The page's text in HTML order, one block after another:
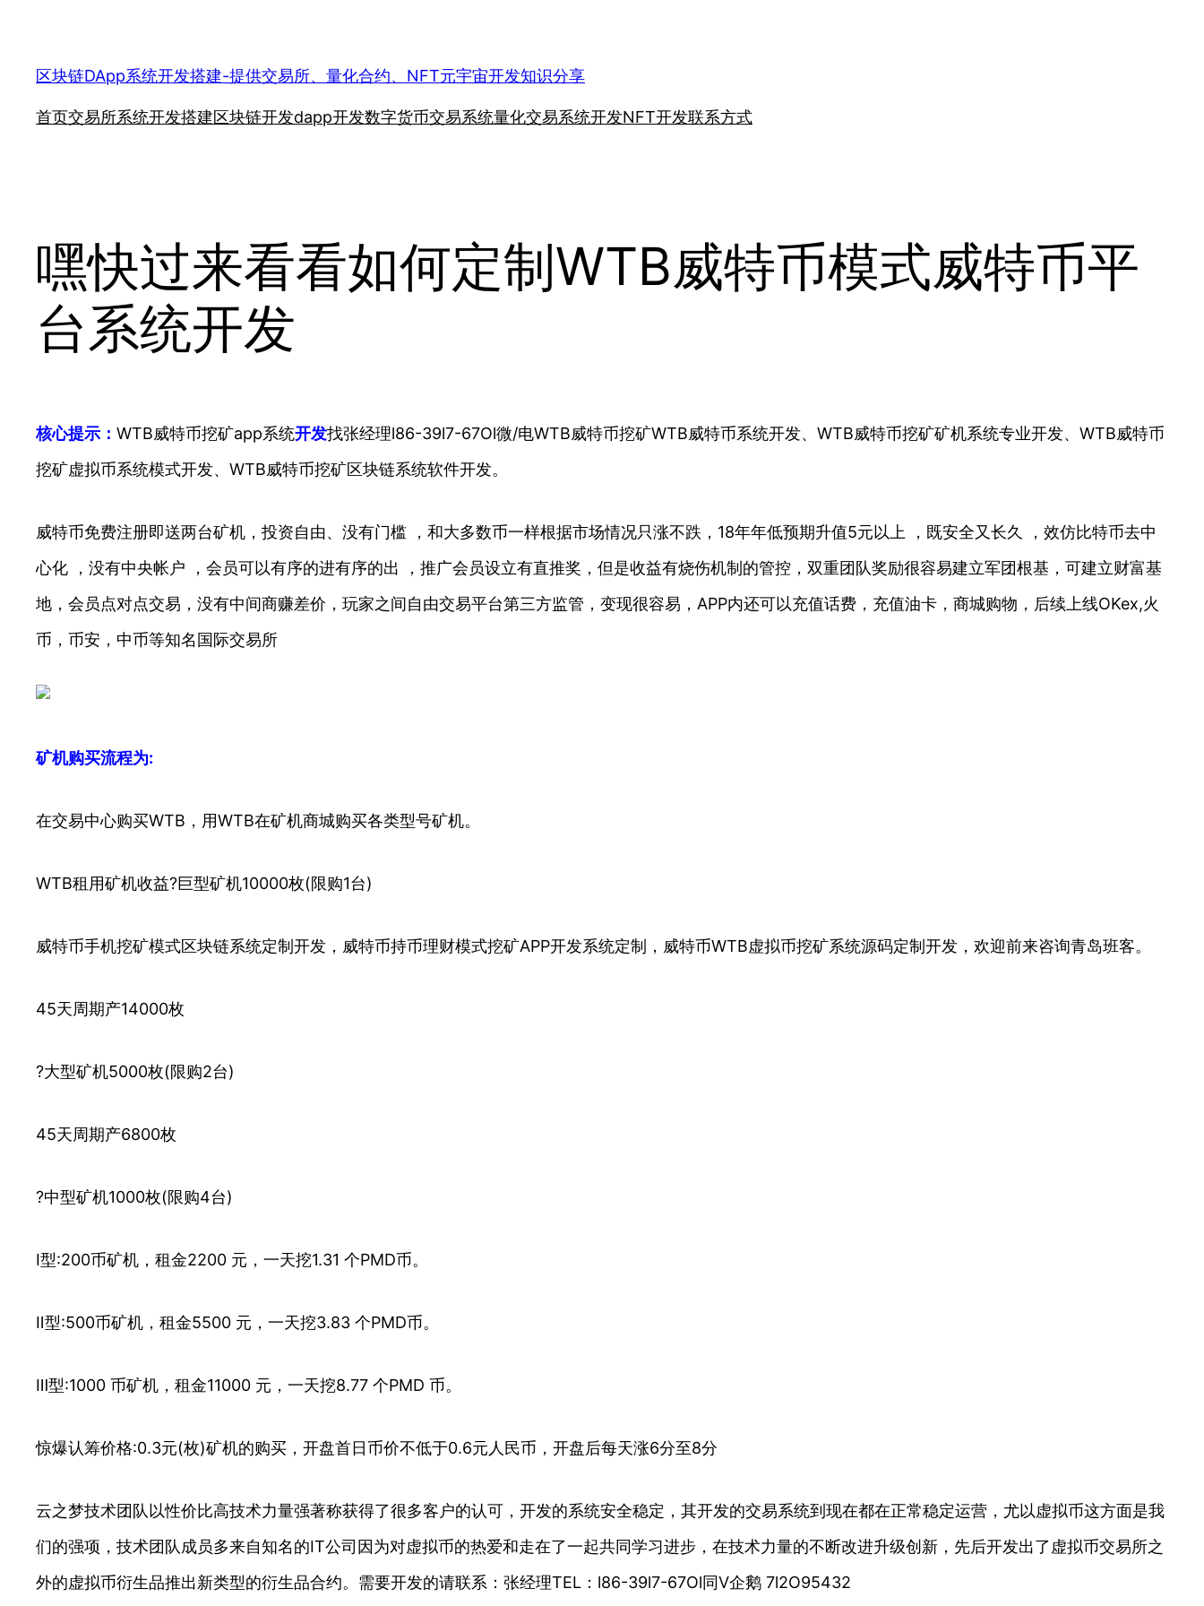
区块链DApp系统开发搭建-提供交易所、量化合约、NFT元宇宙开发知识分享
首页交易所系统开发搭建区块链开发dapp开发数字货币交易系统量化交易系统开发NFT开发联系方式
嘿快过来看看如何定制WTB威特币模式威特币平
台系统开发
核心提示： WTB威特币挖矿app系统开发找张经理l86-39l7-67Ol微/电WTB威特币挖矿WTB威特币系统开发、WTB威特币挖矿矿机系统专业开发、WTB威特币
挖矿虚拟币系统模式开发、WTB威特币挖矿区块链系统软件开发。
威特币免费注册即送两台矿机，投资自由、没有门槛 ，和大多数币一样根据市场情况只涨不跌，18年年低预期升值5元以上 ，既安全又长久 ，效仿比特币去中
心化 ，没有中央帐户 ，会员可以有序的进有序的出 ，推广会员设立有直推奖，但是收益有烧伤机制的管控，双重团队奖励很容易建立军团根基，可建立财富基
地，会员点对点交易，没有中间商赚差价，玩家之间自由交易平台第三方监管，变现很容易，APP内还可以充值话费，充值油卡，商城购物，后续上线OKex,火
币，币安，中币等知名国际交易所
矿机购买流程为:
在交易中心购买WTB，用WTB在矿机商城购买各类型号矿机。
WTB租用矿机收益?巨型矿机10000枚(限购1台)
威特币手机挖矿模式区块链系统定制开发，威特币持币理财模式挖矿APP开发系统定制，威特币WTB虚拟币挖矿系统源码定制开发，欢迎前来咨询青岛班客。
45天周期产14000枚
?大型矿机5000枚(限购2台)
45天周期产6800枚
?中型矿机1000枚(限购4台)
Ⅰ型:200币矿机，租金2200 元，一天挖1.31 个PMD币。
Ⅱ型:500币矿机，租金5500 元，一天挖3.83 个PMD币。
Ⅲ型:1000 币矿机，租金11000 元，一天挖8.77 个PMD 币。
惊爆认筹价格:0.3元(枚)矿机的购买，开盘首日币价不低于0.6元人民币，开盘后每天涨6分至8分
云之梦技术团队以性价比高技术力量强著称获得了很多客户的认可，开发的系统安全稳定，其开发的交易系统到现在都在正常稳定运营，尤以虚拟币这方面是我
们的强项，技术团队成员多来自知名的IT公司因为对虚拟币的热爱和走在了一起共同学习进步，在技术力量的不断改进升级创新，先后开发出了虚拟币交易所之
外的虚拟币衍生品推出新类型的衍生品合约。需要开发的请联系：张经理TEL：l86-39l7-67Ol同V企鹅 7l2O95432